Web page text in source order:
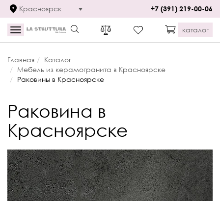
Красноярск +7 (391) 219-00-06
Toggle
navigation
каталог
Главная
Каталог
Мебель из керамогранита в Красноярске
Раковины в Красноярске
Раковина в
Красноярске